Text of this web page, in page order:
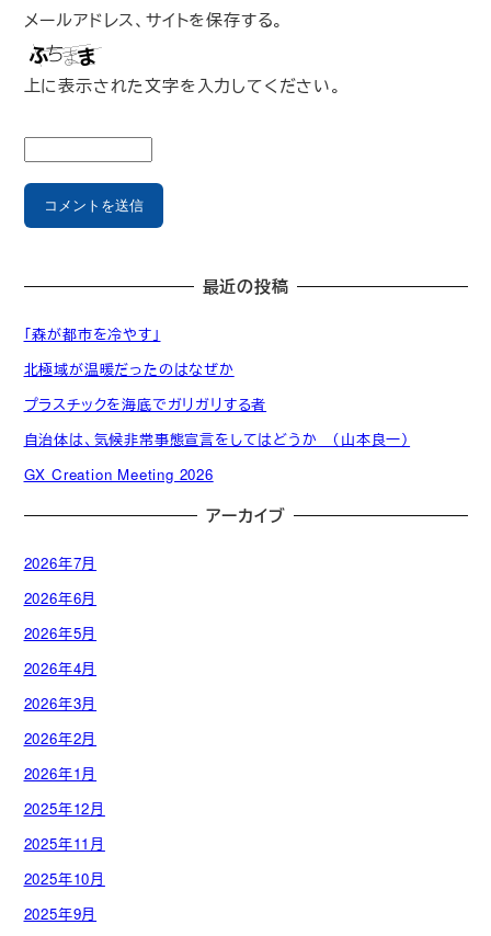
メールアドレス、サイトを保存する。
上に表示された文字を入力してください。
最近の投稿
「森が都市を冷やす」
北極域が温暖だったのはなぜか
プラスチックを海底でガリガリする者
自治体は、気候非常事態宣言をしてはどうか （山本良一）
GX Creation Meeting 2026
アーカイブ
2026年7月
2026年6月
2026年5月
2026年4月
2026年3月
2026年2月
2026年1月
2025年12月
2025年11月
2025年10月
2025年9月